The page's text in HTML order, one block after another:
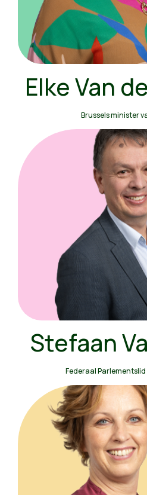
Elke Van
Brussels minister
Stefaan
Federaal